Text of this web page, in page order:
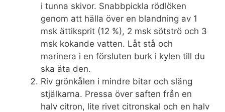
i tunna skivor. Snabbpickla rödlöken
genom att hälla över en blandning av 1
msk ättiksprit (12 %), 2 msk sötströ och 3
msk kokande vatten. Låt stå och
marinera i en försluten burk i kylen till du
ska äta den.
Riv grönkålen i mindre bitar och släng
stjälkarna. Pressa över saften från en
halv citron, lite rivet citronskal och en halv